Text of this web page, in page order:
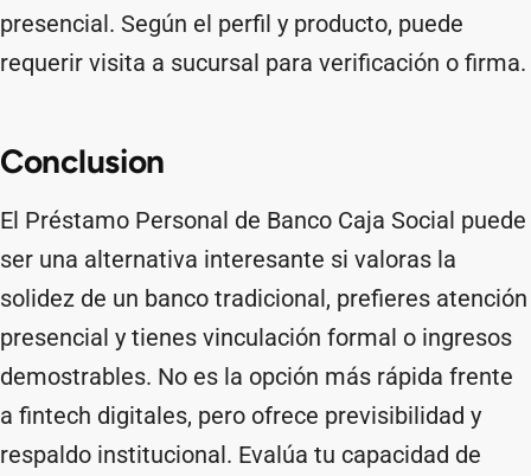
presencial. Según el perfil y producto, puede
requerir visita a sucursal para verificación o firma.
Conclusion
El Préstamo Personal de Banco Caja Social puede
ser una alternativa interesante si valoras la
solidez de un banco tradicional, prefieres atención
presencial y tienes vinculación formal o ingresos
demostrables. No es la opción más rápida frente
a fintech digitales, pero ofrece previsibilidad y
respaldo institucional. Evalúa tu capacidad de